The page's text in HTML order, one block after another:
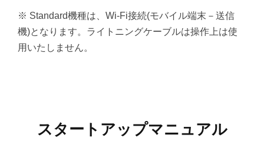
※ Standard機種は、Wi-Fi接続(モバイル端末－送信
機)となります。ライトニングケーブルは操作上は使
用いたしません。
スタートアップマニュアル